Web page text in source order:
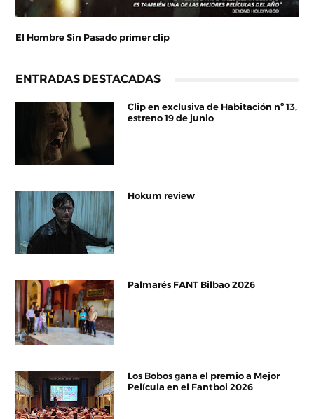
El Hombre Sin Pasado primer clip
ENTRADAS DESTACADAS
Clip en exclusiva de Habitación nº 13,
estreno 19 de junio
Hokum review
Palmarés FANT Bilbao 2026
Los Bobos gana el premio a Mejor
Película en el Fantboi 2026